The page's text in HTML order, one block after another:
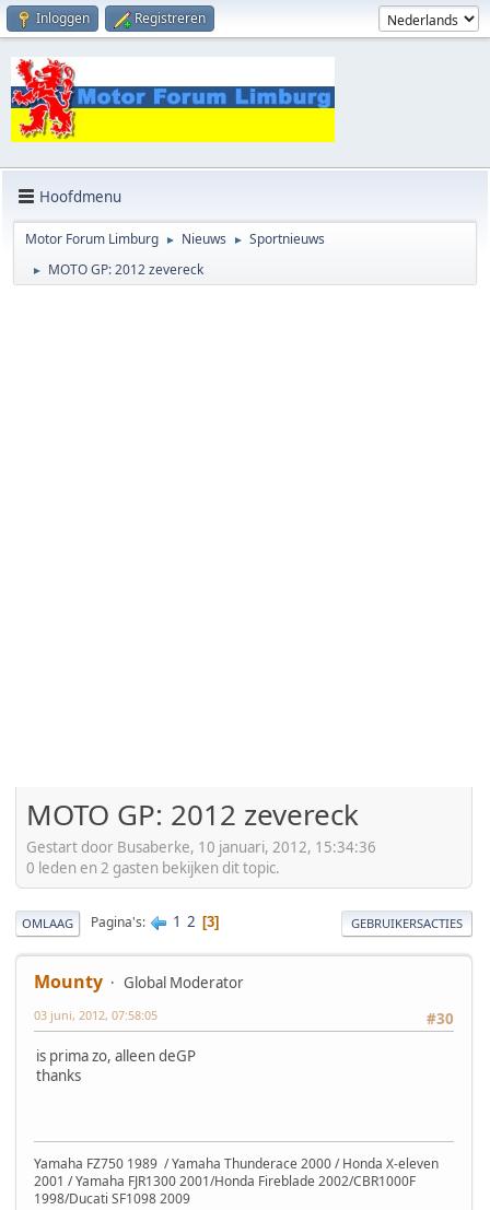
Inloggen Registreren
Hoofdmenu
Motor Forum Limburg ► Nieuws ► Sportnieuws
► MOTO GP: 2012 zevereck
MOTO GP: 2012 zevereck
Gestart door Busaberke, 10 januari, 2012, 15:34:36
0 leden en 2 gasten bekijken dit topic.
OMLAAG Pagina's 1 2 3 GEBRUIKERSACTIES
Mounty
Global Moderator
#30
03 juni, 2012, 07:58:05
is prima zo, alleen deGP
thanks
Yamaha FZ750 1989 / Yamaha Thunderace 2000 / Honda X-eleven
2001 / Yamaha FJR1300 2001/Honda Fireblade 2002/CBR1000F
1998/Ducati SF1098 2009